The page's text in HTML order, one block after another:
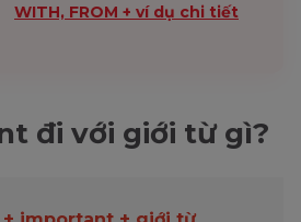
WITH, FROM + ví dụ chi tiết
đi với giới từ gì?